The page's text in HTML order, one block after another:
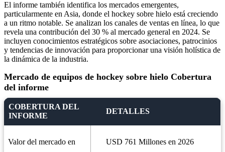
El informe también identifica los mercados emergentes,
particularmente en Asia, donde el hockey sobre hielo está creciendo
a un ritmo notable. Se analizan los canales de ventas en línea, lo que
revela una contribución del 30 % al mercado general en 2024. Se
incluyen conocimientos estratégicos sobre asociaciones, patrocinios
y tendencias de innovación para proporcionar una visión holística de
la dinámica de la industria.
Mercado de equipos de hockey sobre hielo Cobertura
del informe
COBERTURA DEL
INFORME
DETALLES
Valor del mercado en USD 761 Millones en 2026